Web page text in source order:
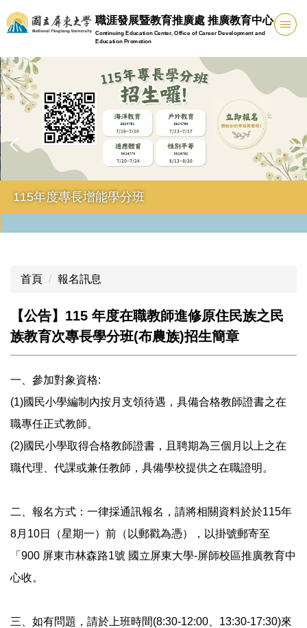
跳
到
要
內
容
職涯發展暨教育推廣處 推廣教育中心
Continuing Education Center, Office of Career Development and
Education Promotion
115年度專長增能學分班
首頁 報名訊息
【公告】115 年度在職教師進修原住民族之民
族教育次專長學分班(布農族)招生簡章
一、參加對象資格:
(1)國民小學編制內按月支領待遇，具備合格教師證書之在
職專任正式教師。
(2)國民小學取得合格教師證書，且聘期為三個月以上之在
職代理、代課或兼任教師，具備學校提供之在職證明。
二、報名方式：一律採通訊報名，請將相關資料於於115年
8月10日（星期一）前（以郵戳為憑），以掛號郵寄至
「900 屏東市林森路1號 國立屏東大學-屏師校區推廣教育中
心收。
三、如有問題，請於上班時間(8:30-12:00、13:30-17:30)來